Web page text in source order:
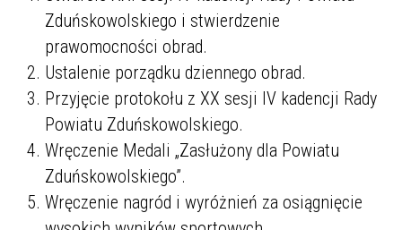
Zduńskowolskiego i stwierdzenie
prawomocności obrad.
Ustalenie porządku dziennego obrad.
Przyjęcie protokołu z XX sesji IV kadencji Rady
Powiatu Zduńskowolskiego.
Wręczenie Medali „Zasłużony dla Powiatu
Zduńskowolskiego”.
Wręczenie nagród i wyróżnień za osiągnięcie